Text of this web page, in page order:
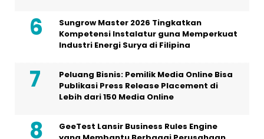
Sungrow Master 2026 Tingkatkan
Kompetensi Instalatur guna Memperkuat
Industri Energi Surya di Filipina
Peluang Bisnis: Pemilik Media Online Bisa
Publikasi Press Release Placement di
Lebih dari 150 Media Online
GeeTest Lansir Business Rules Engine